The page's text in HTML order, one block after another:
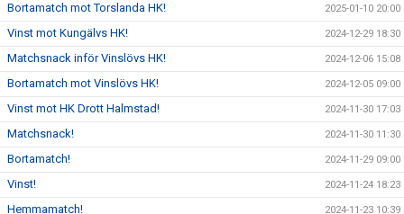
Bortamatch mot Torslanda HK! 2025-01-10 20:00
Vinst mot Kungälvs HK! 2024-12-29 18:30
Matchsnack inför Vinslövs HK! 2024-12-06 15:08
Bortamatch mot Vinslövs HK! 2024-12-05 09:00
Vinst mot HK Drott Halmstad! 2024-11-30 17:03
Matchsnack! 2024-11-30 11:30
Bortamatch! 2024-11-29 09:00
Vinst! 2024-11-24 18:23
Hemmamatch! 2024-11-23 10:39